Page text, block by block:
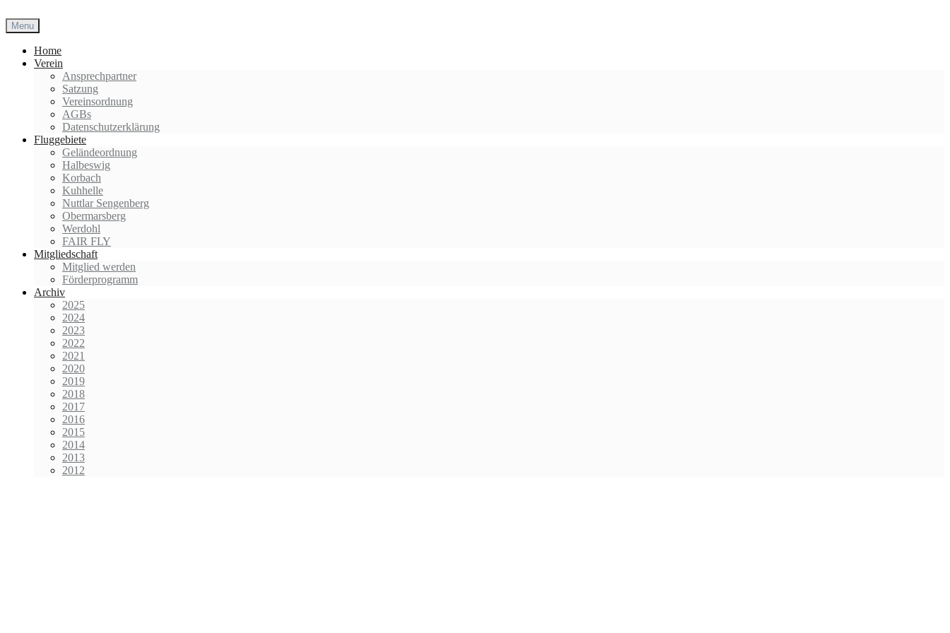
to
content
Menu
Home
Verein
Ansprechpartner
Satzung
Vereinsordnung
AGBs
Datenschutzerklärung
Fluggebiete
Geländeordnung
Halbeswig
Korbach
Kuhhelle
Nuttlar Sengenberg
Obermarsberg
Werdohl
FAIR FLY
Mitgliedschaft
Mitglied werden
Förderprogramm
Archiv
2025
2024
2023
2022
2021
2020
2019
2018
2017
2016
2015
2014
2013
2012